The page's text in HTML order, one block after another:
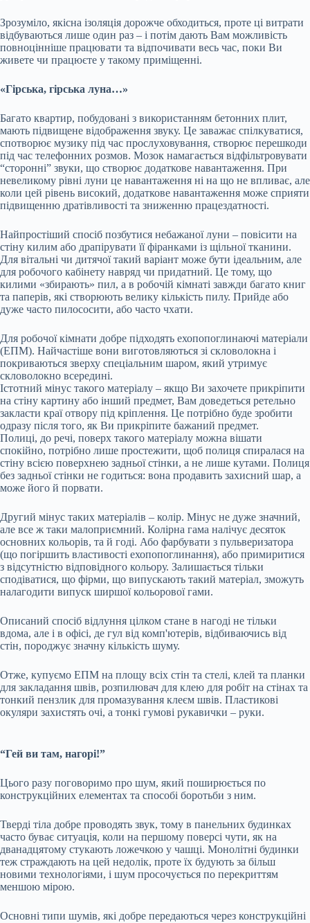
Зрозуміло, якісна ізоляція дорожче обходиться, проте ці витрати
відбуваються лише один раз – і потім дають Вам можливість
повноцінніше працювати та відпочивати весь час, поки Ви
живете чи працюєте у такому приміщенні.
«Гірська, гірська луна…»
Багато квартир, побудовані з використанням бетонних плит,
мають підвищене відображення звуку. Це заважає спілкуватися,
спотворює музику під час прослуховування, створює перешкоди
під час телефонних розмов. Мозок намагається відфільтровувати
“сторонні” звуки, що створює додаткове навантаження. При
невеликому рівні луни це навантаження ні на що не впливає, але
коли цей рівень високий, додаткове навантаження може сприяти
підвищенню дратівливості та зниженню працездатності.
Найпростіший спосіб позбутися небажаної луни – повісити на
стіну килим або драпірувати її фіранками із щільної тканини.
Для вітальні чи дитячої такий варіант може бути ідеальним, але
для робочого кабінету навряд чи придатний. Це тому, що
килими «збирають» пил, а в робочій кімнаті завжди багато книг
та паперів, які створюють велику кількість пилу. Прийде або
дуже часто пилососити, або часто чхати.
Для робочої кімнати добре підходять ехопопоглинаючі матеріали
(ЕПМ). Найчастіше вони виготовляються зі скловолокна і
покриваються зверху спеціальним шаром, який утримує
скловолокно всередині.
Істотний мінус такого матеріалу – якщо Ви захочете прикріпити
на стіну картину або інший предмет, Вам доведеться ретельно
закласти краї отвору під кріплення. Це потрібно буде зробити
одразу після того, як Ви прикріпите бажаний предмет.
Полиці, до речі, поверх такого матеріалу можна вішати
спокійно, потрібно лише простежити, щоб полиця спиралася на
стіну всією поверхнею задньої стінки, а не лише кутами. Полиця
без задньої стінки не годиться: вона продавить захисний шар, а
може його й порвати.
Другий мінус таких матеріалів – колір. Мінус не дуже значний,
але все ж таки малоприємний. Колірна гама налічує десяток
основних кольорів, та й годі. Або фарбувати з пульверизатора
(що погіршить властивості ехопопоглинання), або примиритися
з відсутністю відповідного кольору. Залишається тільки
сподіватися, що фірми, що випускають такий матеріал, зможуть
налагодити випуск ширшої кольорової гами.
Описаний спосіб відлуння цілком стане в нагоді не тільки
вдома, але і в офісі, де гул від комп'ютерів, відбиваючись від
стін, породжує значну кількість шуму.
Отже, купуємо ЕПМ на площу всіх стін та стелі, клей та планки
для закладання швів, розпилювач для клею для робіт на стінах та
тонкий пензлик для промазування клеєм швів. Пластикові
окуляри захистять очі, а тонкі гумові рукавички – руки.
“Гей ви там, нагорі!”
Цього разу поговоримо про шум, який поширюється по
конструкційних елементах та способі боротьби з ним.
Тверді тіла добре проводять звук, тому в панельних будинках
часто буває ситуація, коли на першому поверсі чути, як на
дванадцятому стукають ложечкою у чашці. Монолітні будинки
теж страждають на цей недолік, проте їх будують за більш
новими технологіями, і шум просочується по перекриттям
меншою мірою.
Основні типи шумів, які добре передаються через конструкційні